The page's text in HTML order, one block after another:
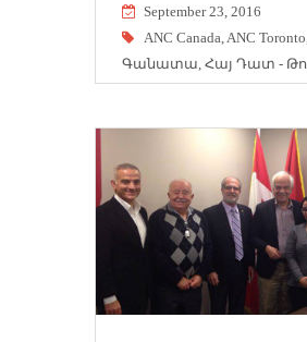
September 23, 2016
ANC Canada,ANC Toronto
Գանատա, Հայ Դատ -